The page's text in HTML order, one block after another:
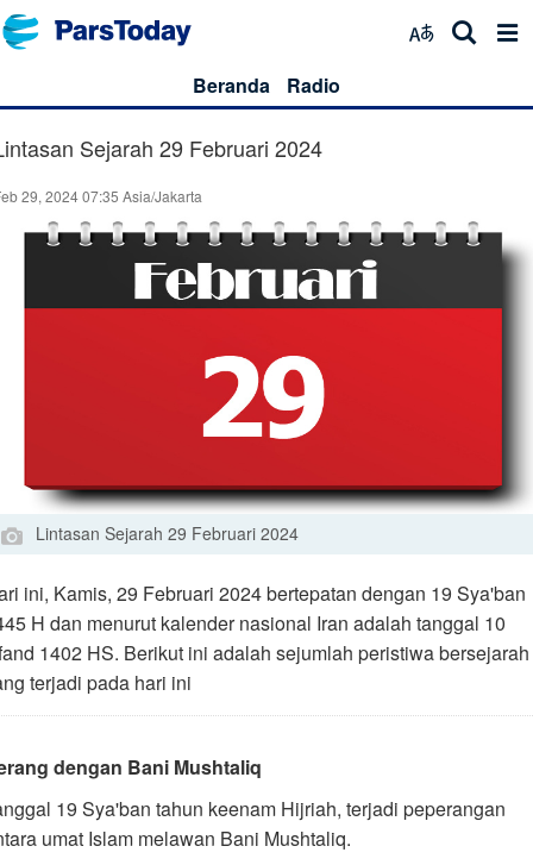
Beranda Radio
Sejarah 29 Februari 2024
29, 2024 07:35 Asia/Jakarta
Lintasan Sejarah 29 Februari 2024
ini, Kamis, 29 Februari 2024 bertepatan dengan 19 Sya'ban
H dan menurut kalender nasional Iran adalah tanggal 10
1402 HS. Berikut ini adalah sejumlah peristiwa bersejarah
terjadi pada hari ini
dengan Bani Mushtaliq
19 Sya'ban tahun keenam Hijriah, terjadi peperangan
umat Islam melawan Bani Mushtaliq.